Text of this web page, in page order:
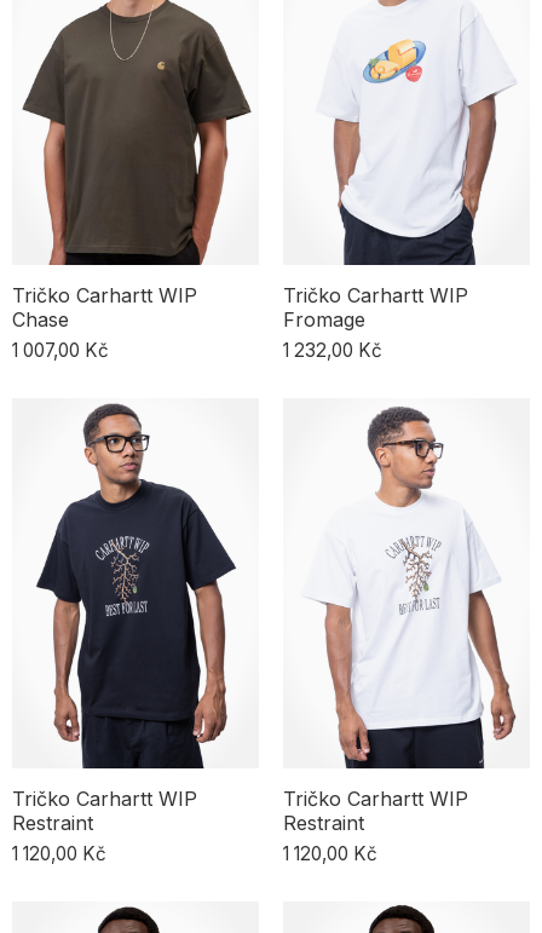
Tričko Carhartt WIP
Chase
1 007,00 Kč
Tričko Carhartt WIP
Fromage
1 232,00 Kč
Tričko Carhartt WIP
Restraint
1 120,00 Kč
Tričko Carhartt WIP
Restraint
1 120,00 Kč